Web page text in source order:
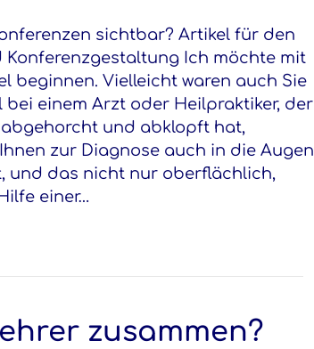
sichtbar? Artikel für den
Konferenzgestaltung Ich möchte mit
beginnen. Vielleicht waren auch Sie
bei einem Arzt oder Heilpraktiker, der
und abklopft hat,
zur Diagnose auch in die Augen
und das nicht nur oberflächlich,
einer…
zusammen?